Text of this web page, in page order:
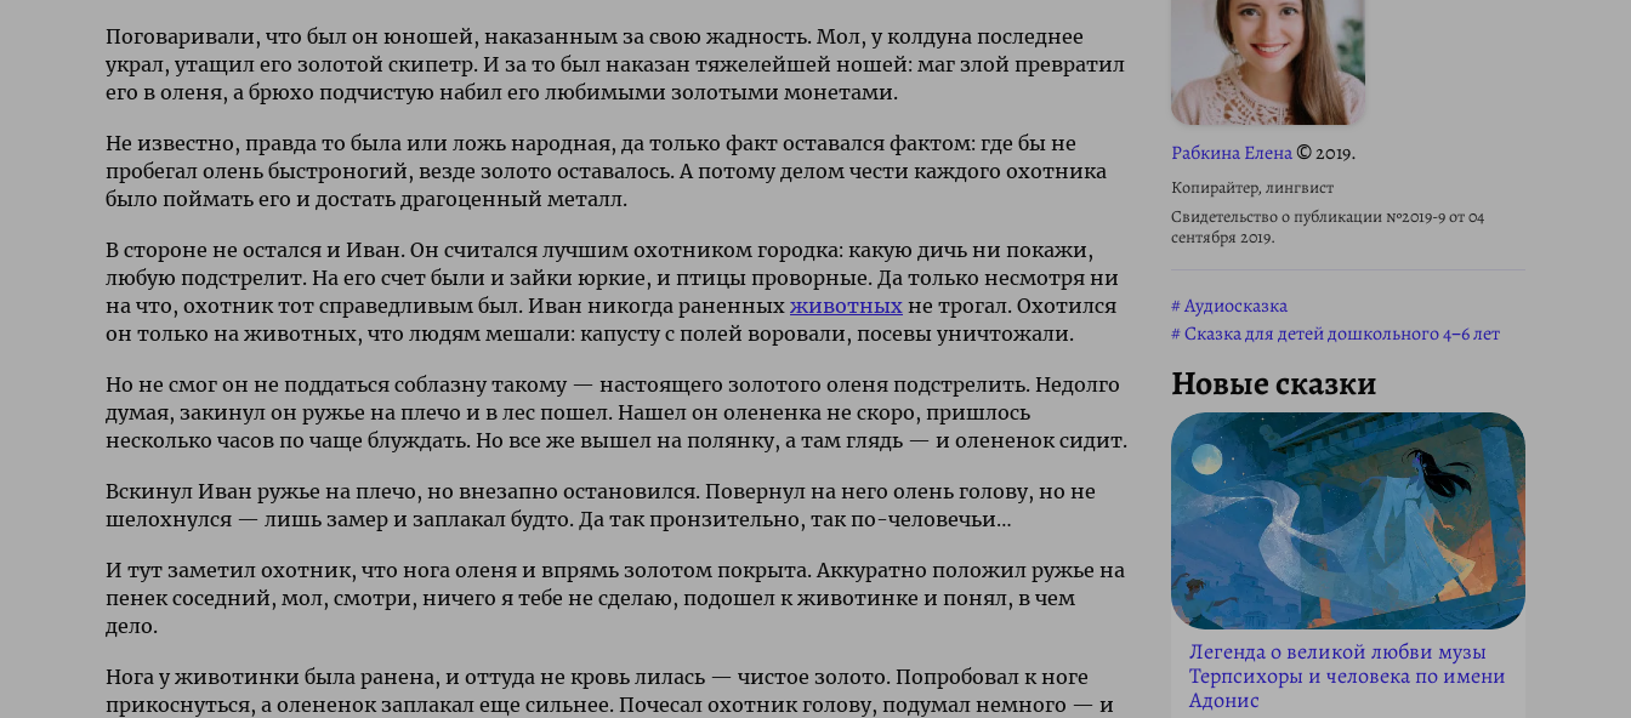
Поговаривали, что был он юношей, наказанным за свою жадность. Мол, у колдуна последнее
украл, утащил его золотой скипетр. И за то был наказан тяжелейшей ношей: маг злой превратил
его в оленя, а брюхо подчистую набил его любимыми золотыми монетами.
Не известно, правда то была или ложь народная, да только факт оставался фактом: где бы не
пробегал олень быстроногий, везде золото оставалось. А потому делом чести каждого охотника
было поймать его и достать драгоценный металл.
В стороне не остался и Иван. Он считался лучшим охотником городка: какую дичь ни покажи,
любую подстрелит. На его счет были и зайки юркие, и птицы проворные. Да только несмотря ни
на что, охотник тот справедливым был. Иван никогда раненных животных не трогал. Охотился
он только на животных, что людям мешали: капусту с полей воровали, посевы уничтожали.
Но не смог он не поддаться соблазну такому — настоящего золотого оленя подстрелить. Недолго
думая, закинул он ружье на плечо и в лес пошел. Нашел он олененка не скоро, пришлось
несколько часов по чаще блуждать. Но все же вышел на полянку, а там глядь — и олененок сидит.
Вскинул Иван ружье на плечо, но внезапно остановился. Повернул на него олень голову, но не
шелохнулся — лишь замер и заплакал будто. Да так пронзительно, так по-человечьи…
И тут заметил охотник, что нога оленя и впрямь золотом покрыта. Аккуратно положил ружье на
пенек соседний, мол, смотри, ничего я тебе не сделаю, подошел к животинке и понял, в чем
дело.
Нога у животинки была ранена, и оттуда не кровь лилась — чистое золото. Попробовал к ноге
прикоснуться, а олененок заплакал еще сильнее. Почесал охотник голову, подумал немного — и
Рабкина Елена© 2019.
Копирайтер, лингвист
Свидетельство о публикации №2019-9 от 04
сентября 2019.
Аудиосказка
Сказка для детей дошкольного 4–6 лет
Новые сказки
Легенда о великой любви музы
Терпсихоры и человека по имени
Адонис